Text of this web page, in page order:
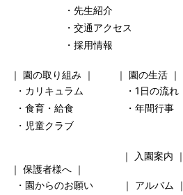
・先生紹介
・交通アクセス
・採用情報
｜ 園の取り組み ｜ ｜ 園の生活 ｜
・カリキュラム
・1日の流れ
・食育・給食
・年間行事
・児童クラブ
｜ 入園案内 ｜
｜ 保護者様へ ｜
・園からのお願い ｜ アルバム ｜